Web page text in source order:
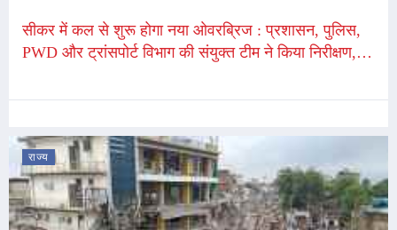
सीकर में कल से शुरू होगा नया ओवरब्रिज : प्रशासन, पुलिस,
PWD और ट्रांसपोर्ट विभाग की संयुक्त टीम ने किया निरीक्षण,
राज्य